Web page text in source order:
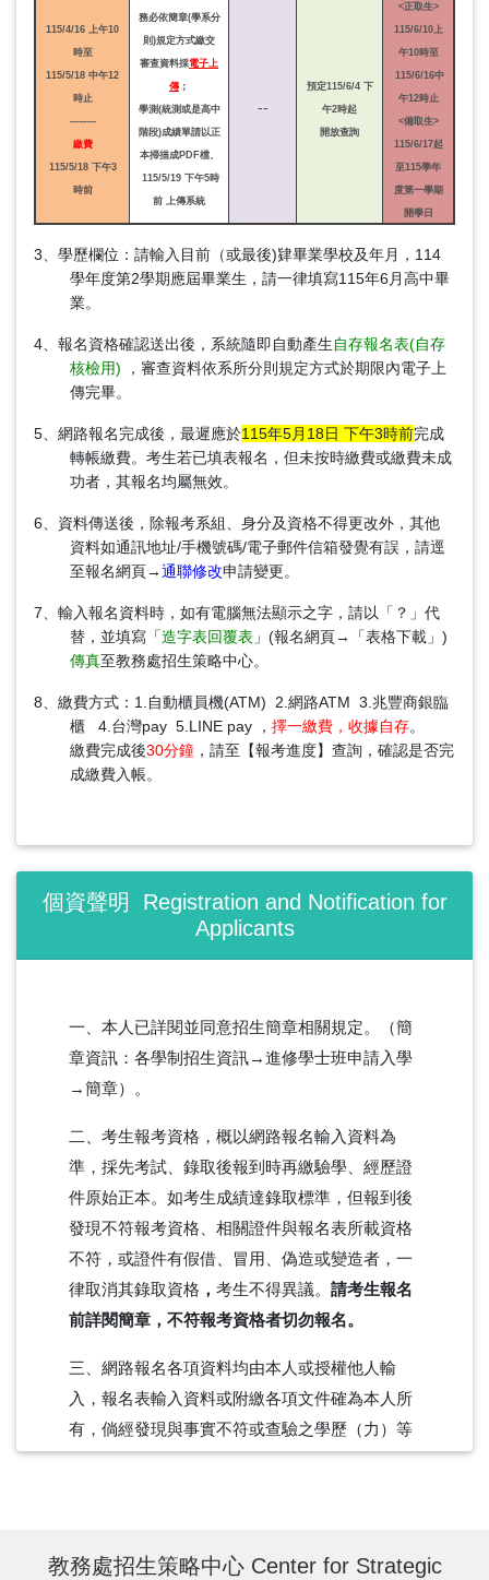
115/4/16 上午10
時至
115/5/18 中午12
時止
--------
繳費
115/5/18 下午3
時前
務必依簡章(學系分
則)規定方式繳交
審查資料採電子上
傳 ；
學測(統測或是高中
階段)成績單請以正
本掃描成PDF檔、
115/5/19 下午5時
前 上傳系統
--
預定115/6/4 下
午2時起
開放查詢
<正取生>
115/6/10上
午10時至
115/6/16中
午12時止
<備取生>
115/6/17起
至115學年
度第一學期
開學日
3、學歷欄位：請輸入目前（或最後)肄畢業學校及年月，114
學年度第2學期應屆畢業生，請一律填寫115年6月高中畢
業。
4、報名資格確認送出後，系統隨即自動產生自存報名表(自存
核檢用) ，審查資料依系所分則規定方式於期限內電子上
傳完畢。
5、網路報名完成後，最遲應於115年5月18日 下午3時前完成
轉帳繳費。考生若已填表報名，但未按時繳費或繳費未成
功者，其報名均屬無效。
6、資料傳送後，除報考系組、身分及資格不得更改外，其他
資料如通訊地址/手機號碼/電子郵件信箱發覺有誤，請逕
至報名網頁→通聯修改申請變更。
7、輸入報名資料時，如有電腦無法顯示之字，請以「？」代
替，並填寫「造字表回覆表」(報名網頁→「表格下載」)
傳真至教務處招生策略中心。
8、繳費方式：1.自動櫃員機(ATM) 2.網路ATM 3.兆豐商銀臨
櫃 4.台灣pay 5.LINE pay ， 擇一繳費，收據自存。
繳費完成後30分鐘，請至【報考進度】查詢，確認是否完
成繳費入帳。
個資聲明 Registration and Notification for
Applicants
一、本人已詳閱並同意招生簡章相關規定。（簡
章資訊：各學制招生資訊→進修學士班申請入學
→簡章）。
二、考生報考資格，概以網路報名輸入資料為
準，採先考試、錄取後報到時再繳驗學、經歷證
件原始正本。如考生成績達錄取標準，但報到後
發現不符報考資格、相關證件與報名表所載資格
不符，或證件有假借、冒用、偽造或變造者，一
律取消其錄取資格 ， 考生不得異議。 請考生報名
前詳閱簡章，不符報考資格者切勿報名。
三、網路報名各項資料均由本人或授權他人輸
入，報名表輸入資料或附繳各項文件確為本人所
有，倘經發現與事實不符或查驗之學歷（力）等
證明文件不符，本人願負法律責任並同意被取消
「個人資料保護法」等相關法令規定，為必要之
教務處招生策略中心 Center for Strategic